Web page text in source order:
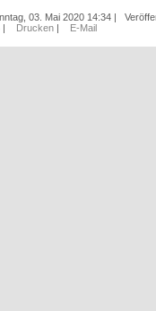
03. Mai 2020 14:34 |
| Drucken | E-Mail